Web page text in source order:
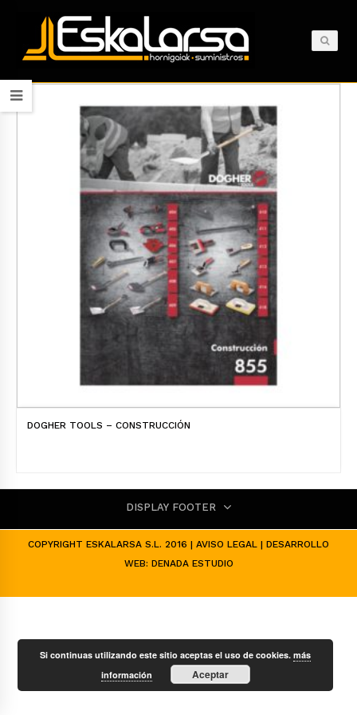
DOGHER TOOLS – CONSTRUCCIÓN
DISPLAY FOOTER
COPYRIGHT ESKALARSA S.L. 2016 | AVISO LEGAL | DESARROLLO
WEB: DENADA ESTUDIO
Si continuas utilizando este sitio aceptas el uso de cookies.más
información
Aceptar